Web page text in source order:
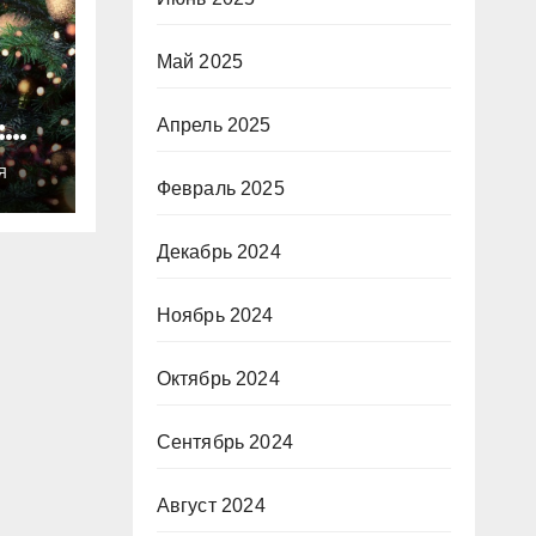
Май 2025
Апрель 2025
Февраль 2025
Декабрь 2024
Ноябрь 2024
Октябрь 2024
Сентябрь 2024
Август 2024